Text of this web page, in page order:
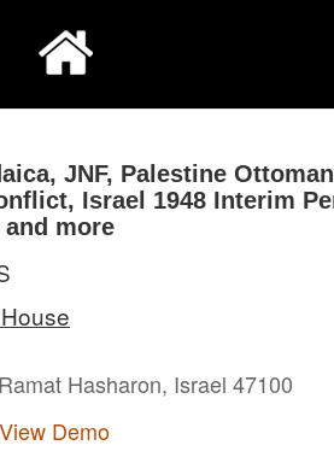
JNF, Palestine
Israel 1948 Interim
more
Hasharon, Israel 47100
View Demo